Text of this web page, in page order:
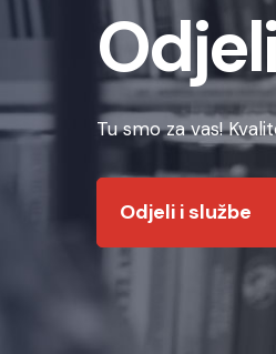
Tu smo za vas!
Odjeli i službe